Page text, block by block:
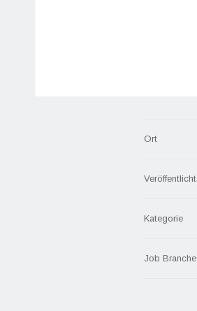
Ort
Veröffentlicht
Kategorie
Job Branche